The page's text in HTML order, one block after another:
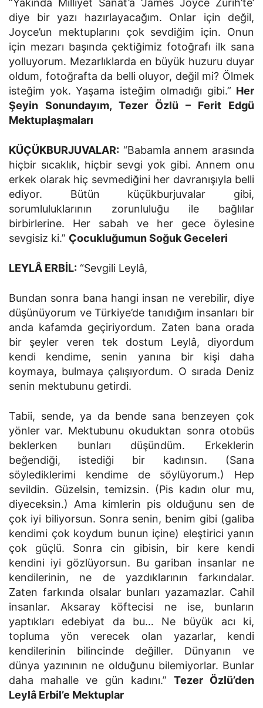
“Yakında Milliyet Sanat’a ‘James Joyce Zürih’te’
diye bir yazı hazırlayacağım. Onlar için değil,
Joyce’un mektuplarını çok sevdiğim için. Onun
için mezarı başında çektiğimiz fotoğrafı ilk sana
yolluyorum. Mezarlıklarda en büyük huzuru duyar
oldum, fotoğrafta da belli oluyor, değil mi? Ölmek
isteğim yok. Yaşama isteğim olmadığı gibi.” Her
Şeyin Sonundayım, Tezer Özlü – Ferit Edgü
Mektuplaşmaları
KÜÇÜKBURJUVALAR: “Babamla annem arasında
hiçbir sıcaklık, hiçbir sevgi yok gibi. Annem onu
erkek olarak hiç sevmediğini her davranışıyla belli
ediyor. Bütün küçükburjuvalar gibi,
sorumluluklarının zorunluluğu ile bağlılar
birbirlerine. Her sabah ve her gece öylesine
sevgisiz ki.” Çocukluğumun Soğuk Geceleri
LEYLÂ ERBİL: “Sevgili Leylâ,
Bundan sonra bana hangi insan ne verebilir, diye
düşünüyorum ve Türkiye’de tanıdığım insanları bir
anda kafamda geçiriyordum. Zaten bana orada
bir şeyler veren tek dostum Leylâ, diyordum
kendi kendime, senin yanına bir kişi daha
koymaya, bulmaya çalışıyordum. O sırada Deniz
senin mektubunu getirdi.
Tabii, sende, ya da bende sana benzeyen çok
yönler var. Mektubunu okuduktan sonra otobüs
beklerken bunları düşündüm. Erkeklerin
beğendiği, istediği bir kadınsın. (Sana
söylediklerimi kendime de söylüyorum.) Hep
sevildin. Güzelsin, temizsin. (Pis kadın olur mu,
diyeceksin.) Ama kimlerin pis olduğunu sen de
çok iyi biliyorsun. Sonra senin, benim gibi (galiba
kendimi çok koydum bunun içine) eleştirici yanın
çok güçlü. Sonra cin gibisin, bir kere kendi
kendini iyi gözlüyorsun. Bu gariban insanlar ne
kendilerinin, ne de yazdıklarının farkındalar.
Zaten farkında olsalar bunları yazamazlar. Cahil
insanlar. Aksaray köftecisi ne ise, bunların
yaptıkları edebiyat da bu… Ne büyük acı ki,
topluma yön verecek olan yazarlar, kendi
kendilerinin bilincinde değiller. Dünyanın ve
dünya yazınının ne olduğunu bilemiyorlar. Bunlar
daha mahalle ve gün kadını.” Tezer Özlü’den
Leylâ Erbil’e Mektuplar